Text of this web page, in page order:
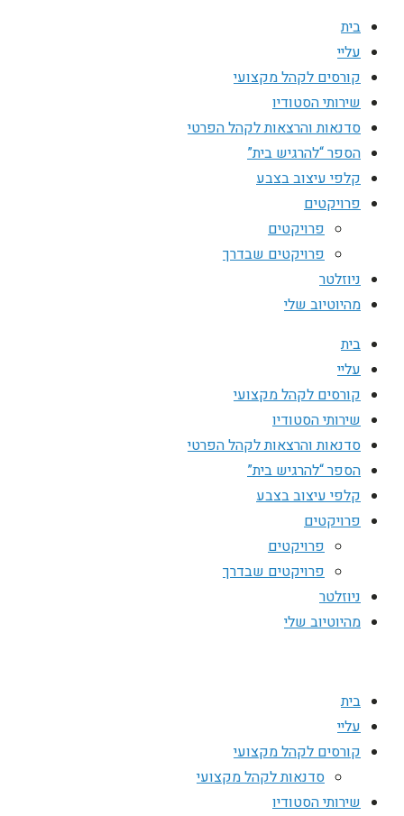
בית
עליי
קורסים לקהל מקצועי
שירותי הסטודיו
סדנאות והרצאות לקהל הפרטי
הספר “להרגיש בית”
קלפי עיצוב בצבע
פרויקטים
פרויקטים
פרויקטים שבדרך
ניוזלטר
מהיוטיוב שלי
בית
עליי
קורסים לקהל מקצועי
שירותי הסטודיו
סדנאות והרצאות לקהל הפרטי
הספר “להרגיש בית”
קלפי עיצוב בצבע
פרויקטים
פרויקטים
פרויקטים שבדרך
ניוזלטר
מהיוטיוב שלי
בית
עליי
קורסים לקהל מקצועי
סדנאות לקהל מקצועי
שירותי הסטודיו